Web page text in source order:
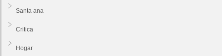
Santa ana
Critica
Hogar